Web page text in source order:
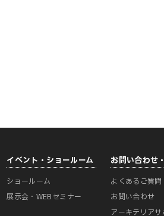
イベント・ショールーム
ショールーム
展示会・WEBセミナー
お問い合わせ
よくあるご質問
お問い合わせ
アーキテリアサ